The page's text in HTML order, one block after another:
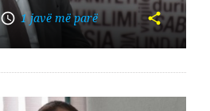
1 javë më parë